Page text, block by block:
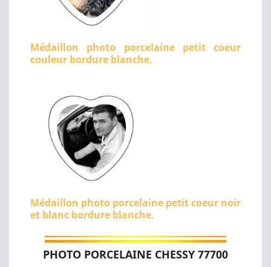
Médaillon photo porcelaine petit coeur
couleur bordure blanche.
Médaillon photo porcelaine petit coeur noir
et blanc bordure blanche.
PHOTO PORCELAINE CHESSY 77700